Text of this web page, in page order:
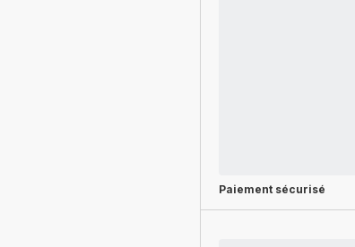
Paiement sécurisé